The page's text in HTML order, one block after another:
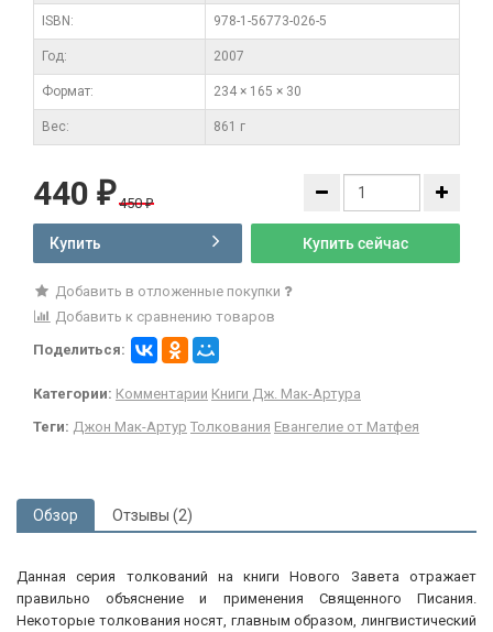
ISBN: 978-1-56773-026-5
Год: 2007
Формат: 234 × 165 × 30
Вес: 861 г
440 ₽ 450₽
Купить Купить сейчас
Добавить в отложенные покупки
Добавить к сравнению товаров
Поделиться:
Категории: Комментарии Книги Дж. Мак-Артура
Теги: Джон Мак-Артур Толкования Евангелие от Матфея
Обзор Отзывы (2)
Данная серия толкований на книги Нового Завета отражает
правильно объяснение и применения Священного Писания.
Некоторые толкования носят, главным образом, лингвистический